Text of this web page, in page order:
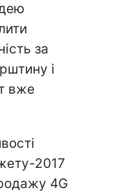
за
і
вже
2017
4G